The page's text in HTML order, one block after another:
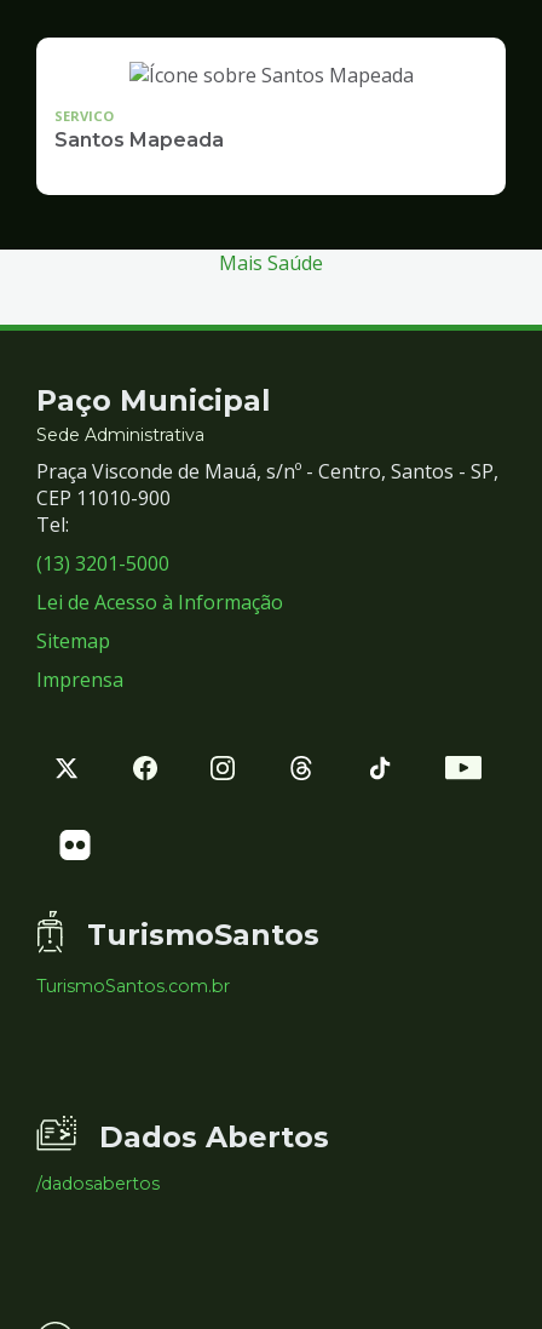
SERVICO
Santos Mapeada
Mais Saúde
Contato
e
Redes
Sociais
Paço Municipal
Sede Administrativa
Praça Visconde de Mauá, s/nº - Centro, Santos - SP,
CEP 11010-900
Tel:
(13) 3201-5000
Lei de Acesso à Informação
Sitemap
Imprensa
TurismoSantos
TurismoSantos.com.br
Dados Abertos
/dadosabertos